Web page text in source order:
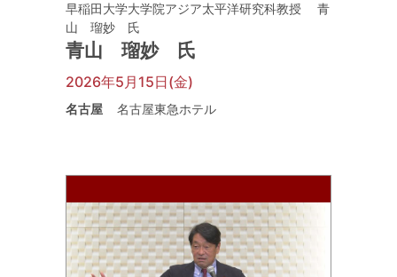
早稲田大学大学院アジア太平洋研究科教授 青
山 瑠妙 氏
青山 瑠妙 氏
2026年5月15日(金)
名古屋 名古屋東急ホテル